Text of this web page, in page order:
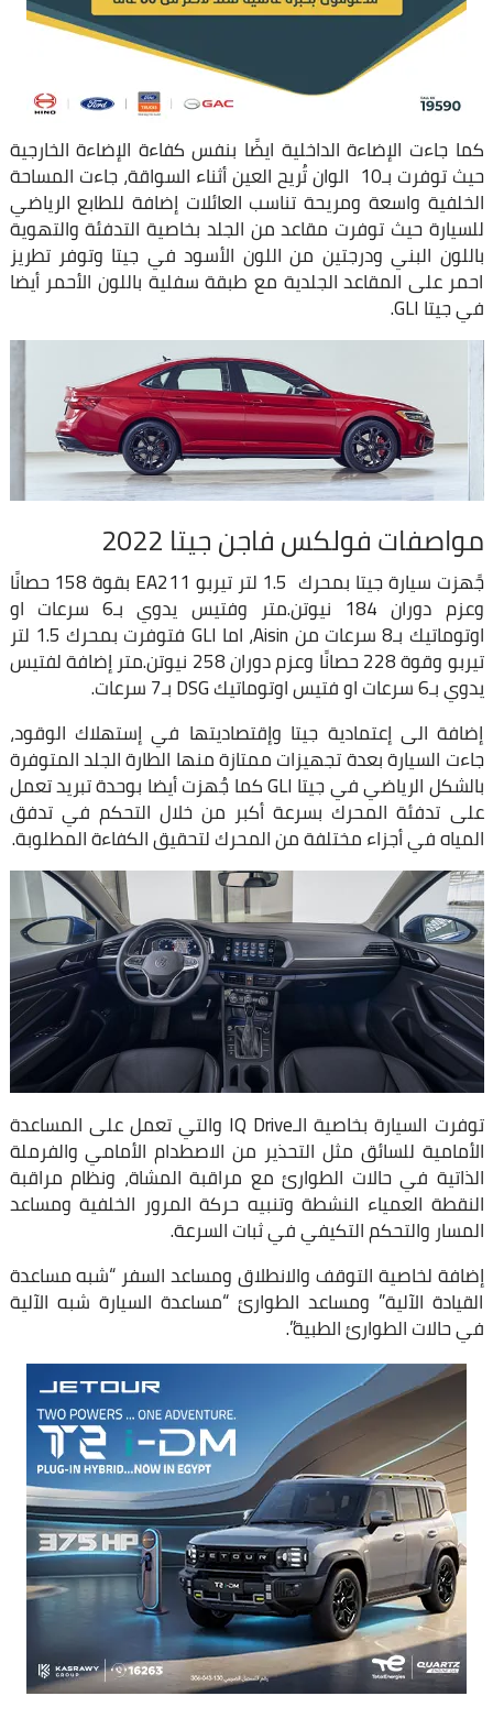
كما جاءت الإضاءة الداخلية ايضًا بنفس كفاءة الإضاءة الخارجية
حيث توفرت بـ10 الوان تُريح العين أثناء السواقة، جاءت المساحة
الخلفية واسعة ومريحة تناسب العائلات إضافة للطابع الرياضي
للسيارة حيث توفرت مقاعد من الجلد بخاصية التدفئة والتهوية
باللون البني ودرجتين من اللون الأسود في جيتا وتوفر تطريز
احمر على المقاعد الجلدية مع طبقة سفلية باللون الأحمر أيضا
في جيتا GLI.
مواصفات فولكس فاجن جيتا 2022
جًهزت سيارة جيتا بمحرك 1.5 لتر تيربو EA211 بقوة 158 حصانًا
وعزم دوران 184 نيوتن.متر وفتيس يدوي بـ6 سرعات او
اوتوماتيك بـ8 سرعات من Aisin، اما GLI فتوفرت بمحرك 1.5 لتر
تيربو وقوة 228 حصانًا وعزم دوران 258 نيوتن.متر إضافة لفتيس
يدوي بـ6 سرعات او فتيس اوتوماتيك DSG بـ7 سرعات.
إضافة الى إعتمادية جيتا وإقتصاديتها في إستهلاك الوقود،
جاءت السيارة بعدة تجهيزات ممتازة منها الطارة الجلد المتوفرة
بالشكل الرياضي في جيتا GLI كما جُهزت أيضا بوحدة تبريد تعمل
على تدفئة المحرك بسرعة أكبر من خلال التحكم في تدفق
المياه في أجزاء مختلفة من المحرك لتحقيق الكفاءة المطلوبة.
توفرت السيارة بخاصية الـIQ Drive والتي تعمل على المساعدة
الأمامية للسائق مثل التحذير من الاصطدام الأمامي والفرملة
الذاتية في حالات الطوارئ مع مراقبة المشاة، ونظام مراقبة
النقطة العمياء النشطة وتنبيه حركة المرور الخلفية ومساعد
المسار والتحكم التكيفي في ثبات السرعة.
إضافة لخاصية التوقف والانطلاق ومساعد السفر “شبه مساعدة
القيادة الآلية” ومساعد الطوارئ “مساعدة السيارة شبه الآلية
في حالات الطوارئ الطبية”.